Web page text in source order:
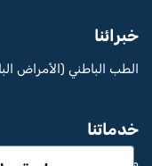
خبرائنا
الطب الباطني (الأمراض
خدماتنا
مستشفى Aritmi عثمان غازي الخاص